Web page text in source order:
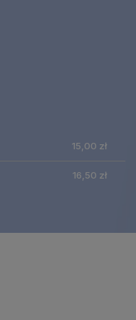
zawiera
15,00 zł
16,50 zł